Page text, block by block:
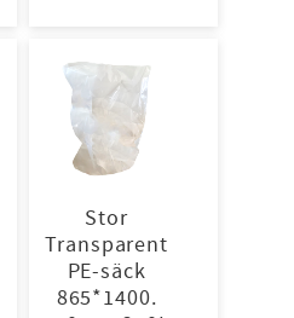
Stor
Transparent
PE-säck
865*1400.